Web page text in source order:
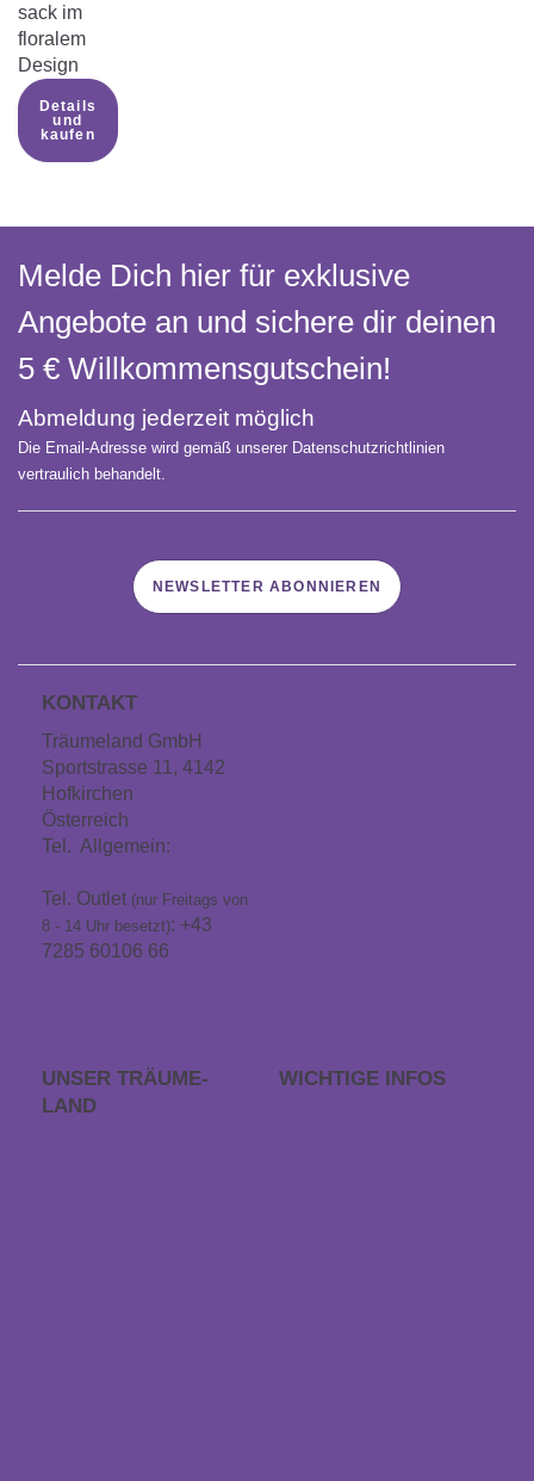
sack im
floralem
Design
Details
und
kaufen
Melde Dich hier für exklusive
Angebote an und sichere dir deinen
5 € Willkommens­gutschein!
Abmeldung jederzeit möglich
Die Email-Adresse wird gemäß unserer Datenschutzrichtlinien
vertraulich behandelt.
NEWSLETTER ABONNIEREN
KONTAKT
Träumeland GmbH
Sportstrasse 11, 4142
Hofkirchen
Österreich
Tel. Allgemein:
Tel. Outlet (nur Freitags von
8 - 14 Uhr besetzt): +43
7285 60106 66
UNSER TRÄUME­
LAND
WICHTIGE INFOS